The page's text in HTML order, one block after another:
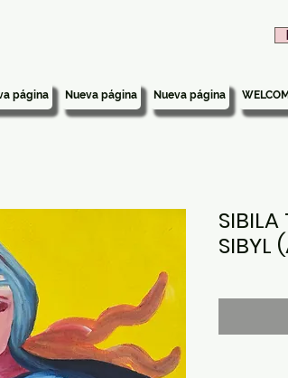
página Nueva página Nueva página
SIBYL